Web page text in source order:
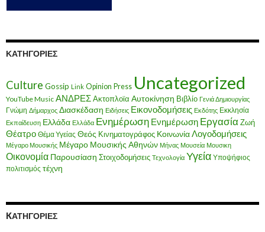
ΚΑΤΗΓΟΡΊΕΣ
Culture Gossip Link Opinion Press Uncategorized
YouTube Music ΑΝΔΡΕΣΑκτοπλοϊα Αυτοκίνηση Βιβλίο Γενιά Δημιουργίας
Γνώμη Δήμαρχος Διασκέδαση Ειδήσεις Εικονοδομήσεις Εκδότης Εκκλησία
Εκπαίδευση Ελλάδα Ελλάδα Ενημέρωση Ενημέρωση ΕργασίαΖωή
Θέατρο Θέμα Υγείας Θεός Κινηματογράφος Κοινωνία Λογοδομήσεις
Μέγαρο Μουσικής Μέγαρο Μουσικής Αθηνών Μήνας Μουσεία Μουσικη
Οικονομία Παρουσίαση Στοιχοδομήσεις Τεχνολογία Υγεία Υποψήφιος
πολιτισμός τέχνη
KΑΤΗΓΟΡΊΕΣ